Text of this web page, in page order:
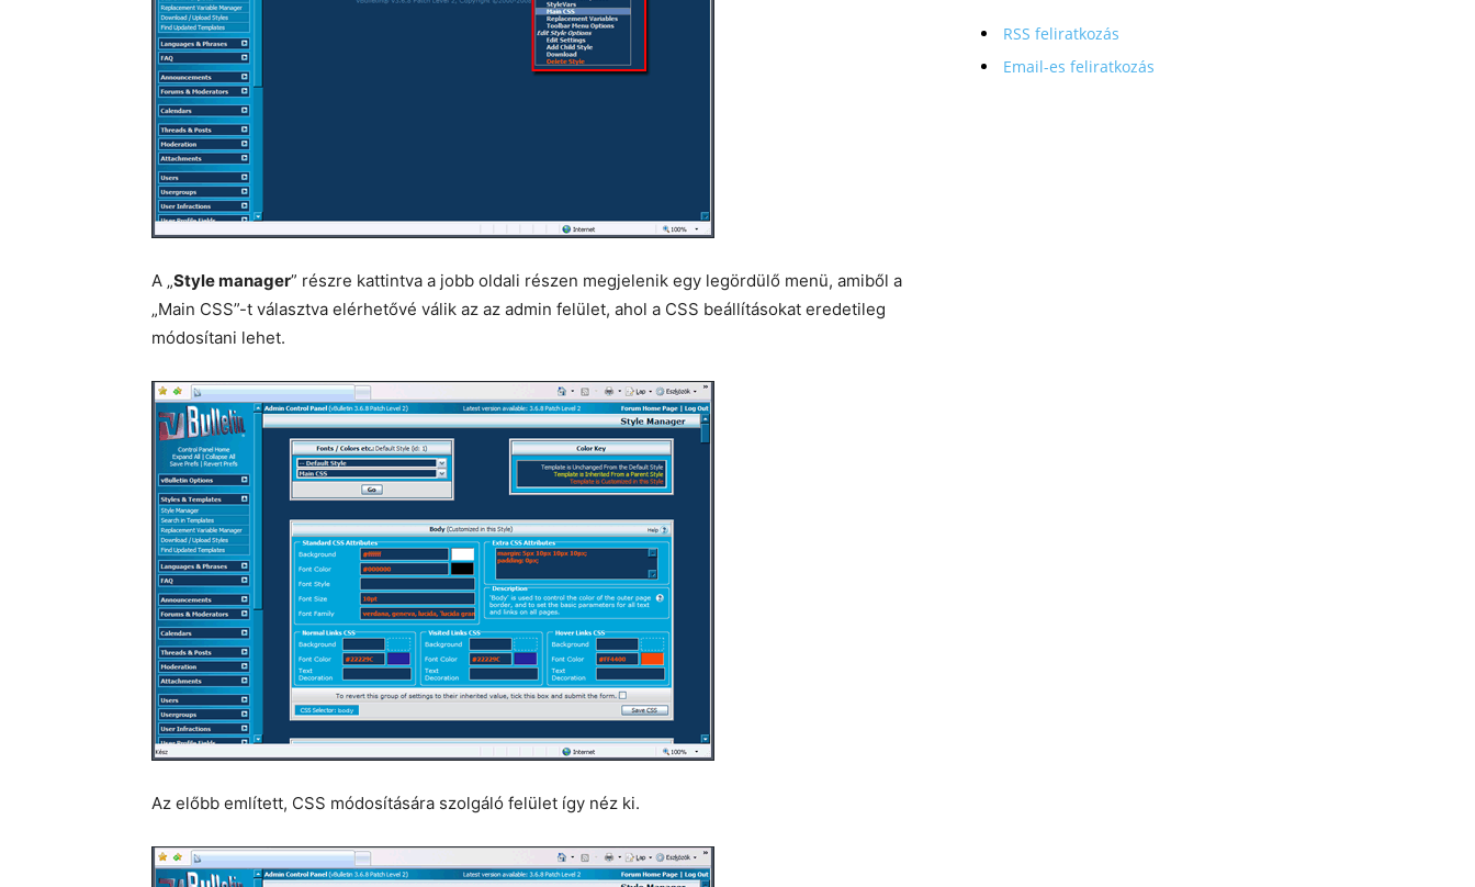
A „Style manager” részre kattintva a jobb oldali részen megjelenik egy legördülő menü, amiből a
„Main CSS”-t választva elérhetővé válik az az admin felület, ahol a CSS beállításokat eredetileg
módosítani lehet.
Az előbb említett, CSS módosítására szolgáló felület így néz ki.
RSS feliratkozás
Email-es feliratkozás